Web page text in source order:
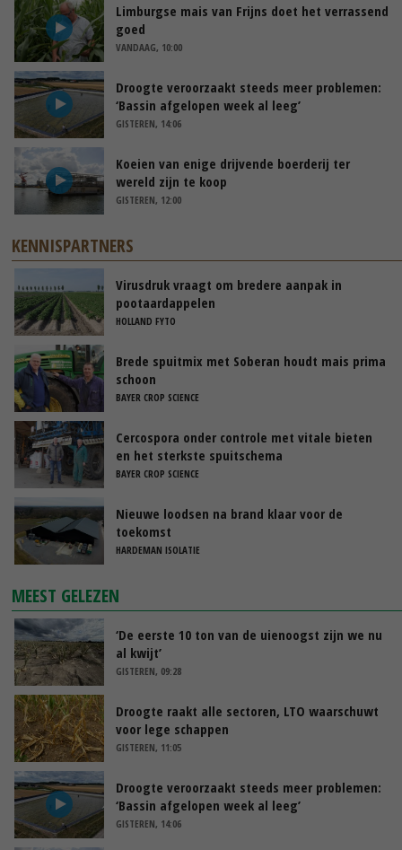
Limburgse mais van Frijns doet het verrassend
goed
VANDAAG, 10:00
Droogte veroorzaakt steeds meer problemen:
‘Bassin afgelopen week al leeg’
GISTEREN, 14:06
Koeien van enige drijvende boerderij ter
wereld zijn te koop
GISTEREN, 12:00
KENNISPARTNERS
Virusdruk vraagt om bredere aanpak in
pootaardappelen
HOLLAND FYTO
Brede spuitmix met Soberan houdt mais prima
schoon
BAYER CROP SCIENCE
Cercospora onder controle met vitale bieten
en het sterkste spuitschema
BAYER CROP SCIENCE
Nieuwe loodsen na brand klaar voor de
toekomst
HARDEMAN ISOLATIE
MEEST GELEZEN
‘De eerste 10 ton van de uienoogst zijn we nu
al kwijt’
GISTEREN, 09:28
Droogte raakt alle sectoren, LTO waarschuwt
voor lege schappen
GISTEREN, 11:05
Droogte veroorzaakt steeds meer problemen:
‘Bassin afgelopen week al leeg’
GISTEREN, 14:06